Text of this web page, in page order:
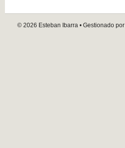
© 2026 Esteban Ibarra • Gestionado por